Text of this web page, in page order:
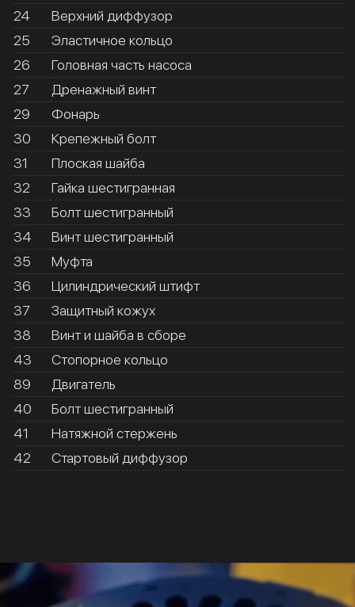
24
Верхний диффузор
25
Эластичное кольцо
26
Головная часть насоса
27
Дренажный винт
29
Фонарь
30
Крепежный болт
31
Плоская шайба
32
Гайка шестигранная
33
Болт шестигранный
34
Винт шестигранный
35
Муфта
36
Цилиндрический штифт
37
Защитный кожух
38
Винт и шайба в сборе
43
Стопорное кольцо
89
Двигатель
40
Болт шестигранный
41
Натяжной стержень
42
Стартовый диффузор